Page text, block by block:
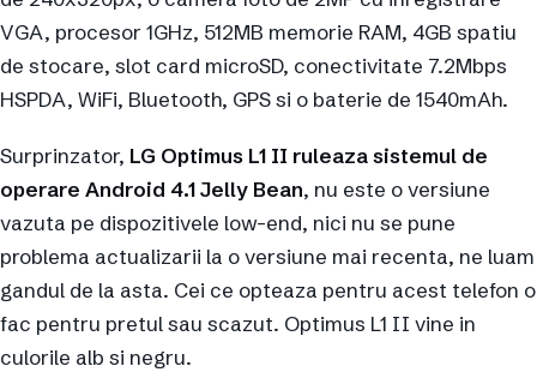
VGA, procesor 1GHz, 512MB memorie RAM, 4GB spatiu
de stocare, slot card microSD, conectivitate 7.2Mbps
HSPDA, WiFi, Bluetooth, GPS si o baterie de 1540mAh.
Surprinzator, LG Optimus L1 II ruleaza sistemul de
operare Android 4.1 Jelly Bean, nu este o versiune
vazuta pe dispozitivele low-end, nici nu se pune
problema actualizarii la o versiune mai recenta, ne luam
gandul de la asta. Cei ce opteaza pentru acest telefon o
fac pentru pretul sau scazut. Optimus L1 II vine in
culorile alb si negru.